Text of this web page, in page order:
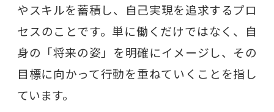
やスキルを蓄積し、自己実現を追求するプロ
セスのことです。単に働くだけではなく、自
身の「将来の姿」を明確にイメージし、その
目標に向かって行動を重ねていくことを指し
ています。